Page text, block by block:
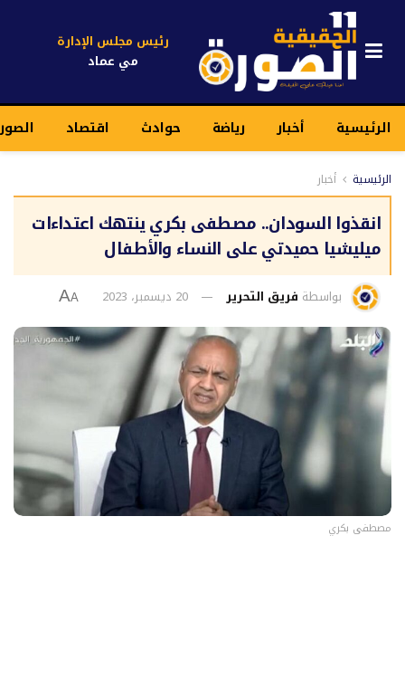
رئيس مجلس الإدارة
مي عماد
الرئيسية أخبار رياضة حوادث اقتصاد
الرئيسية أخبار
انقذوا السودان.. مصطفى بكري ينتهك اعتداءات
ميليشيا حميدتي على النساء والأطفال
بواسطة فريق التحرير 20 ديسمبر، 2023 A
A
مصطفى بكري